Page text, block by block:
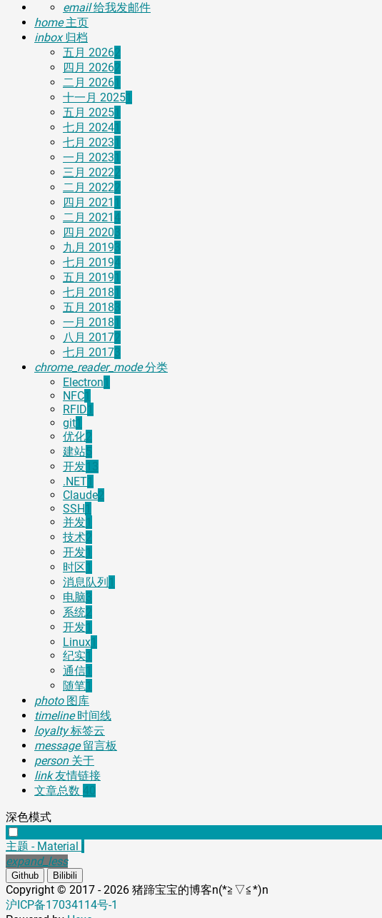
email给我发邮件
home主页
inbox归档
五月 20262
四月 20262
二月 20261
十一月 20251
五月 20251
七月 20241
七月 2023 1
一月 2023 1
三月 20222
二月 20222
四月 2021 1
二月 2021 4
四月 20203
九月 20193
七月 20194
五月 2019 1
七月 2018 1
五月 20183
一月 2018 1
八月 20172
七月 20173
chrome_reader_mode分类
Electron 1
NFC1
RFID 1
git1
优化2
建站5
开发13
.NET1
Claude2
SSH 1
并发1
技术2
开发1
时区 1
消息队列 1
电脑3
系统2
开发1
Linux1
纪实1
通信1
随笔1
photo图库
timeline时间线
loyalty标签云
message留言板
person关于
link友情链接
文章总数 40
深色模式
主题 - Material
expand_less
Github Bilibili
Copyright © 2017 - 2026 猪蹄宝宝的博客n(*≧▽≦*)n
沪ICP备17034114号-1